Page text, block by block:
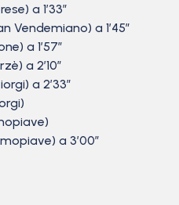
a 1’33”
Vendemiano) a 1’45”
a 1’57”
a 2’10”
a 2’33”
a 3’00”